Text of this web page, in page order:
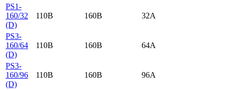
PS1-
160/32
(D)
110B 160B 32A
PS3-
160/64
(D)
110B 160B 64A
PS3-
160/96
(D)
110B 160B 96A